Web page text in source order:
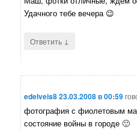
Удачного тебе вечера 😉
Ответить ↓
edelveis823.03.2008 в 00:59
фотография с фиолетовым
состояние войны в городе 🙂